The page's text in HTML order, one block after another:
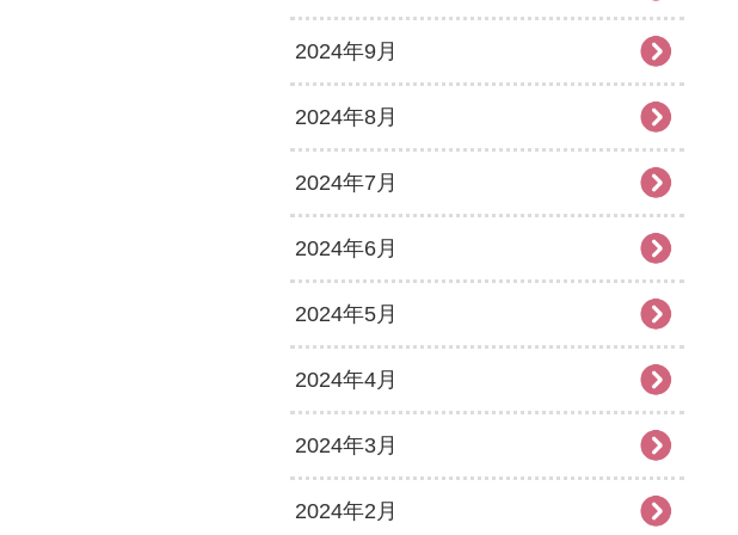
2024年9月
2024年8月
2024年7月
2024年6月
2024年5月
2024年4月
2024年3月
2024年2月